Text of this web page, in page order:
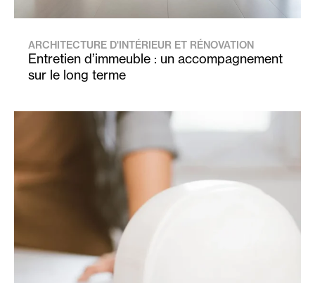
ARCHITECTURE D'INTÉRIEUR ET RÉNOVATION
Entretien d’immeuble : un accompagnement
sur le long terme